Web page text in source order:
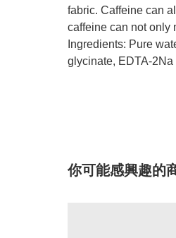
fabric. Caffeine can
caffeine can not only
Ingredients: Pure
glycinate, EDTA-
你可能感興趣的